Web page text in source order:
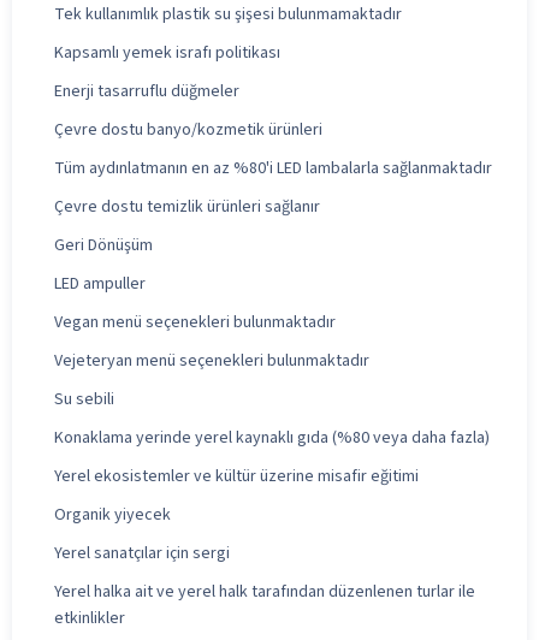
Tek kullanımlık plastik su şişesi bulunmamaktadır
Kapsamlı yemek israfı politikası
Enerji tasarruflu düğmeler
Çevre dostu banyo/kozmetik ürünleri
Tüm aydınlatmanın en az %80'i LED lambalarla sağlanmaktadır
Çevre dostu temizlik ürünleri sağlanır
Geri Dönüşüm
LED ampuller
Vegan menü seçenekleri bulunmaktadır
Vejeteryan menü seçenekleri bulunmaktadır
Su sebili
Konaklama yerinde yerel kaynaklı gıda (%80 veya daha fazla)
Yerel ekosistemler ve kültür üzerine misafir eğitimi
Organik yiyecek
Yerel sanatçılar için sergi
Yerel halka ait ve yerel halk tarafından düzenlenen turlar ile
etkinlikler